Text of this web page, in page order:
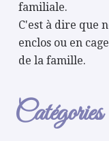
familiale.
C'est à dire que
enclos ou en
de la famille.
Catégories